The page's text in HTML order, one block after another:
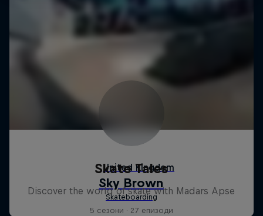
Skate Tales
Discover the world of skate with Madars Apse
5 сезони · 27 епизоди